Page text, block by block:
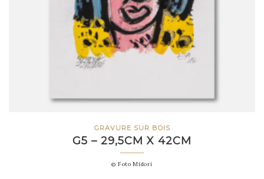
GRAVURE SUR BOIS
G5 – 29,5CM X 42CM
© Foto Midori